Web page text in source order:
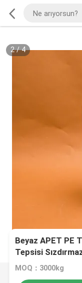
2/4
Beyaz APET PE
Tepsisi
MOQ：3000kg